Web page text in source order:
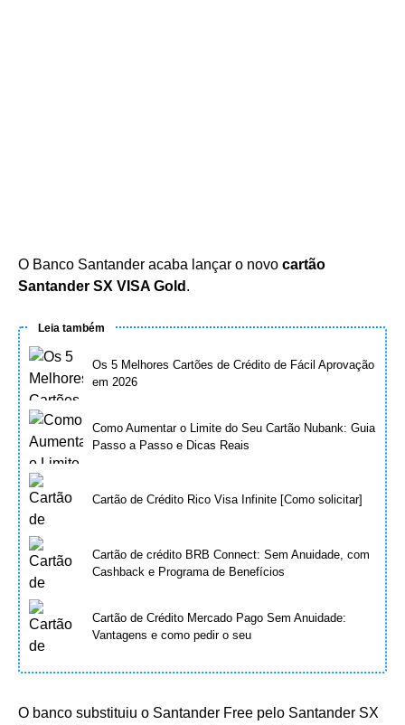
O Banco Santander acaba lançar o novo cartão
Santander SX VISA Gold .
Leia também
Os 5 Melhores Cartões de Crédito de Fácil Aprovação
em 2026
Como Aumentar o Limite do Seu Cartão Nubank: Guia
Passo a Passo e Dicas Reais
Cartão de Crédito Rico Visa Infinite [Como solicitar]
Cartão de crédito BRB Connect: Sem Anuidade, com
Cashback e Programa de Benefícios
Cartão de Crédito Mercado Pago Sem Anuidade:
Vantagens e como pedir o seu
O banco substituiu o Santander Free pelo Santander SX